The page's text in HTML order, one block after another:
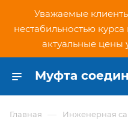
Уважаемые
нестабильностью
актуальные
Главная — Инженерная